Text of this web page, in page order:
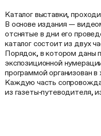
Каталог выставки,
В основе издания —
отснятые в дни его
каталог состоит из двух
Порядок, в котором даны
экспозиционной
программой организован
Каждую часть
из газеты‑путеводителя,